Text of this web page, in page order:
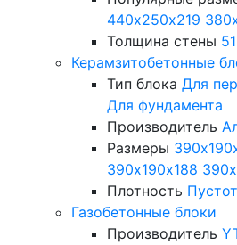
440х250х219
Толщина стены 51
Керамзитобетонные
Тип блока Для
Для фундамента
Производитель
Размеры
390х190х188
Плотность
Газобетонные блоки
Производитель